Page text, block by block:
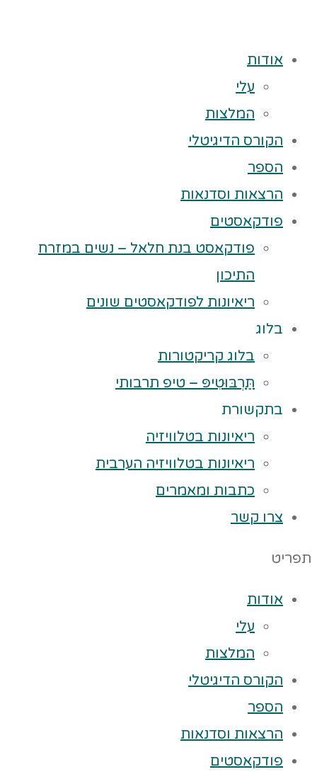
אודות
עלי
המלצות
הקורס הדיגיטלי
הספר
הרצאות וסדנאות
פודקאסטים
פודקאסט בנת חלאל – נשים במזרח
התיכון
ריאיונות לפודקאסטים שונים
בלוג
בלוג קריקטורות
תַּרְבּוּטִיפּ – טיפ תרבותי
בתקשורת
ריאיונות בטלוויזיה
ריאיונות בטלוויזיה הערבית
כתבות ומאמרים
צרו קשר
תפריט
אודות
עלי
המלצות
הקורס הדיגיטלי
הספר
הרצאות וסדנאות
פודקאסטים